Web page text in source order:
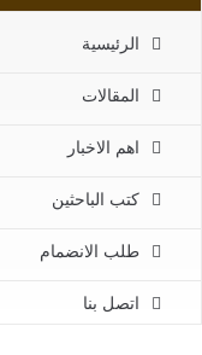
الرئيسية
المقالات
اهم الاخبار
كتب الباحثين
طلب الانضمام
اتصل بنا